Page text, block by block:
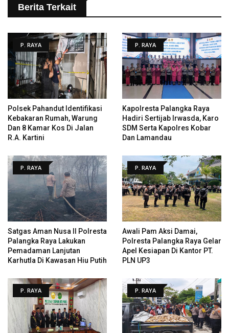
Berita Terkait
P. RAYA
Polsek Pahandut Identifikasi
Kebakaran Rumah, Warung
Dan 8 Kamar Kos Di Jalan
R.A. Kartini
P. RAYA
Kapolresta Palangka Raya
Hadiri Sertijab Irwasda, Karo
SDM Serta Kapolres Kobar
Dan Lamandau
P. RAYA
Satgas Aman Nusa II Polresta
Palangka Raya Lakukan
Pemadaman Lanjutan
Karhutla Di Kawasan Hiu Putih
P. RAYA
Awali Pam Aksi Damai,
Polresta Palangka Raya Gelar
Apel Kesiapan Di Kantor PT.
PLN UP3
P. RAYA P. RAYA